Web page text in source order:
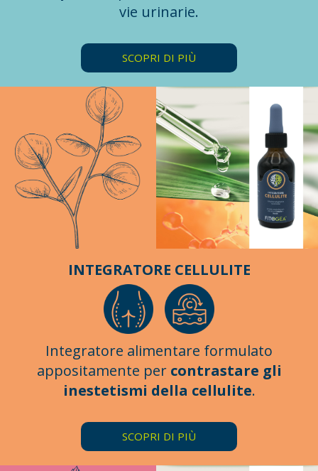
vie urinarie.
SCOPRI DI PIÙ
INTEGRATORE CELLULITE
Integratore alimentare formulato
appositamente per contrastare gli
inestetismi della cellulite.
SCOPRI DI PIÙ